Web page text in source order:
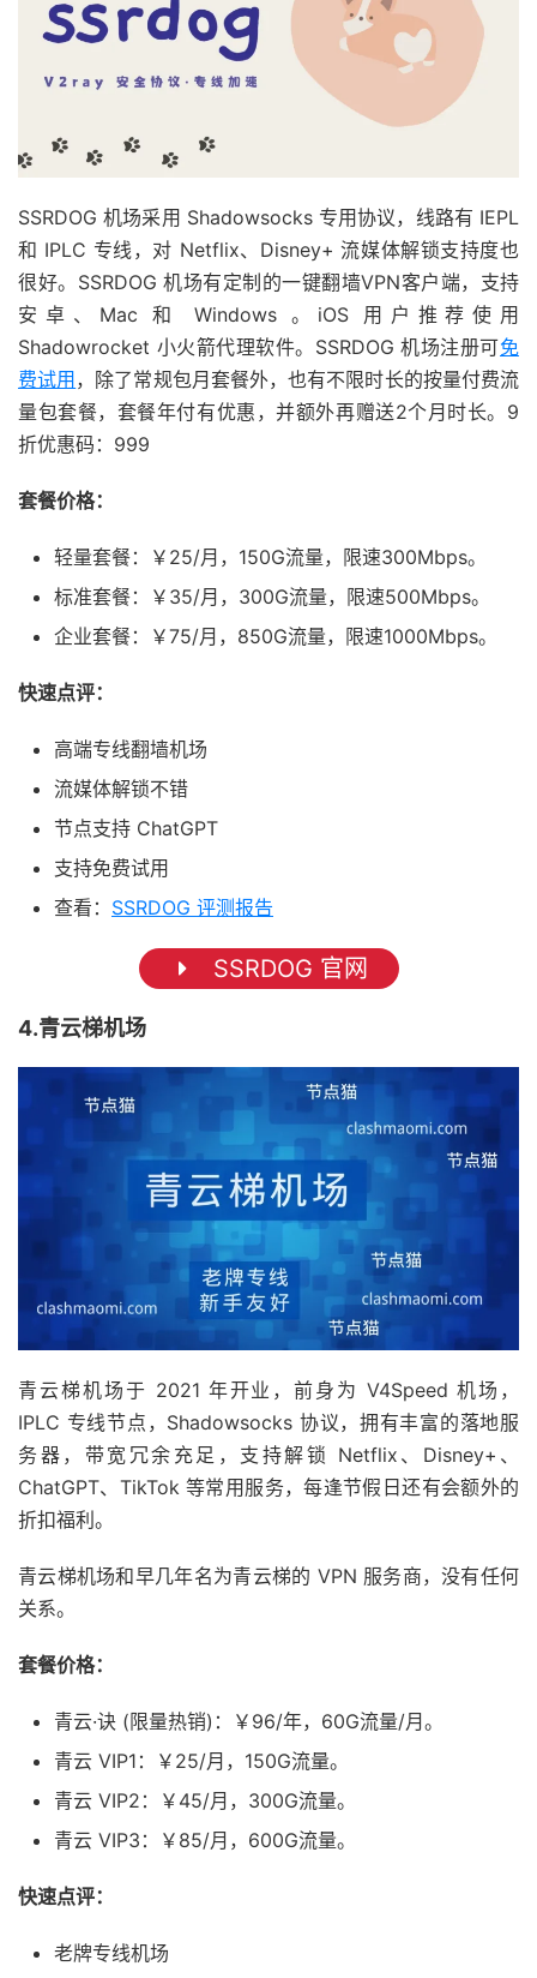
SSRDOG 机场采用 Shadowsocks 专用协议，线路有 IEPL
和 IPLC 专线，对 Netflix、Disney+ 流媒体解锁支持度也
很好。SSRDOG 机场有定制的一键翻墙VPN客户端，支持
安卓、Mac 和 Windows 。iOS 用户推荐使用
Shadowrocket 小火箭代理软件。SSRDOG 机场注册可免
费试用 ，除了常规包月套餐外，也有不限时长的按量付费流
量包套餐，套餐年付有优惠，并额外再赠送2个月时长。9
折优惠码：999
套餐价格：
轻量套餐：￥25/月，150G流量，限速300Mbps。
标准套餐：￥35/月，300G流量，限速500Mbps。
企业套餐：￥75/月，850G流量，限速1000Mbps。
快速点评：
高端专线翻墙机场
流媒体解锁不错
节点支持 ChatGPT
支持免费试用
查看： SSRDOG 评测报告
SSRDOG 官网
4.青云梯机场
青云梯机场于 2021 年开业，前身为 V4Speed 机场，
IPLC 专线节点，Shadowsocks 协议，拥有丰富的落地服
务器，带宽冗余充足，支持解锁 Netflix、Disney+、
ChatGPT、TikTok 等常用服务，每逢节假日还有会额外的
折扣福利。
青云梯机场和早几年名为青云梯的 VPN 服务商，没有任何
关系。
套餐价格：
青云·诀 (限量热销)：￥96/年，60G流量/月。
青云 VIP1：￥25/月，150G流量。
青云 VIP2：￥45/月，300G流量。
青云 VIP3：￥85/月，600G流量。
快速点评：
老牌专线机场